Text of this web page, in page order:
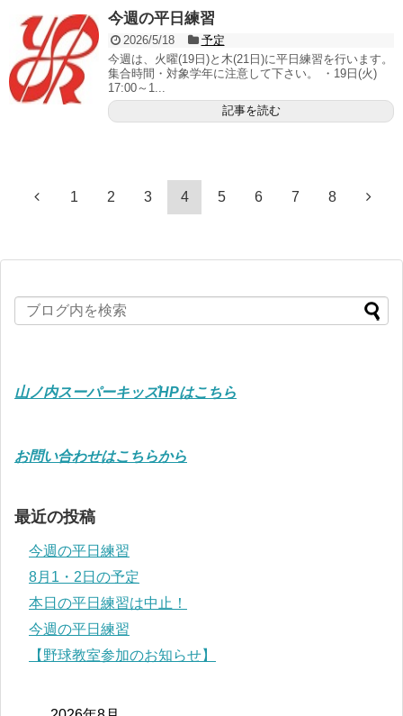
今週の平日練習
2026/5/18
予定
今週は、火曜(19日)と木(21日)に平日練習を行います。
集合時間・対象学年に注意して下さい。 ・19日(火)
17:00～1...
記事を読む
1 2 3 4 5 6 7 8
山ノ内スーパーキッズHPはこちら
お問い合わせはこちらから
最近の投稿
今週の平日練習
8月1・2日の予定
本日の平日練習は中止！
今週の平日練習
【野球教室参加のお知らせ】